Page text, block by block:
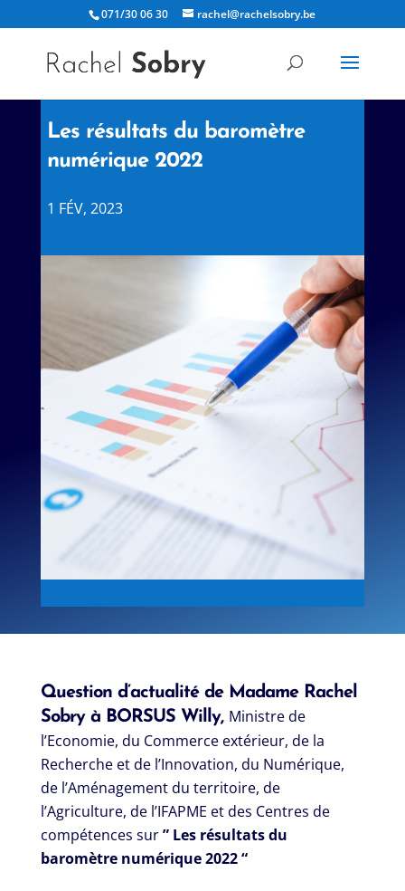
071/30 06 30 rachel@rachelsobry.be
Les résultats du baromètre
numérique 2022
1 FÉV, 2023
Question d’actualité de Madame Rachel
Sobry à BORSUS Willy, Ministre de
l’Economie, du Commerce extérieur, de la
Recherche et de l’Innovation, du Numérique,
de l’Aménagement du territoire, de
l’Agriculture, de l’IFAPME et des Centres de
compétences sur” Les résultats du
baromètre numérique 2022“